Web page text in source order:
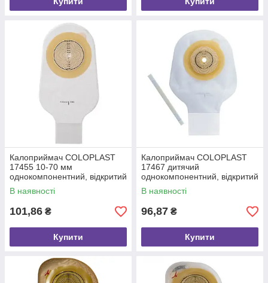
Калоприймач COLOPLAST
17455 10-70 мм
однокомпонентний, відкритий
прозорий
В наявності
101,86 ₴
Купити
Калоприймач COLOPLAST
17467 дитячий
однокомпонентний, відкритий
прозорий
В наявності
96,87 ₴
Купити